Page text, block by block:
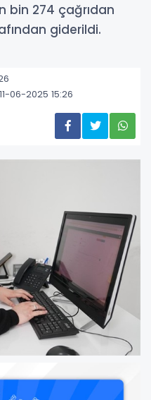
bin 274 çağrıdan
giderildi.
06-2025 15:26